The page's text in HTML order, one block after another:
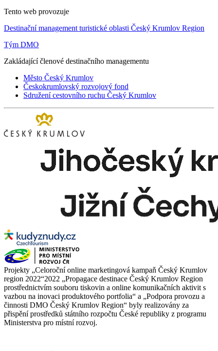
Tento web provozuje
Destinační management turistické oblasti Český Krumlov Region
Tým DMO
Zakládající členové destinačního managementu
Město Český Krumlov
Českokrumlovský rozvojový fond
Sdružení cestovního ruchu Český Krumlov
Projekty „Celoroční online marketingová kampaň Český Krumlov
region 2022“2022 „Propagace destinace Český Krumlov Region
prostřednictvím souboru tiskovin a online komunikačních aktivit s
vazbou na inovaci produktového portfolia“ a „Podpora provozu a
činnosti DMO Český Krumlov Region“ byly realizovány za
přispění prostředků státního rozpočtu České republiky z programu
Ministerstva pro místní rozvoj.